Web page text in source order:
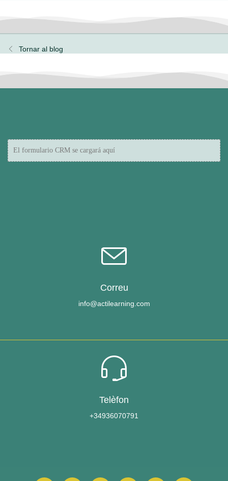
Tornar al blog
El formulario CRM se cargará aquí
Correu
info@actilearning.com
Telèfon
+34936070791